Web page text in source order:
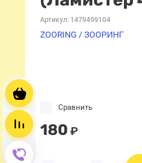
Сравнение пусто
Артикул: 1479499104
ZOORING / ЗООРИНГ
180 ₽
Сравнить